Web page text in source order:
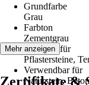
Grundfarbe
Grau
Farbton
Zementgrau
Geeignet für
Pflastersteine,
Verwendbar für
Naturstein,
Mehr anzeigen
Zertifikate &